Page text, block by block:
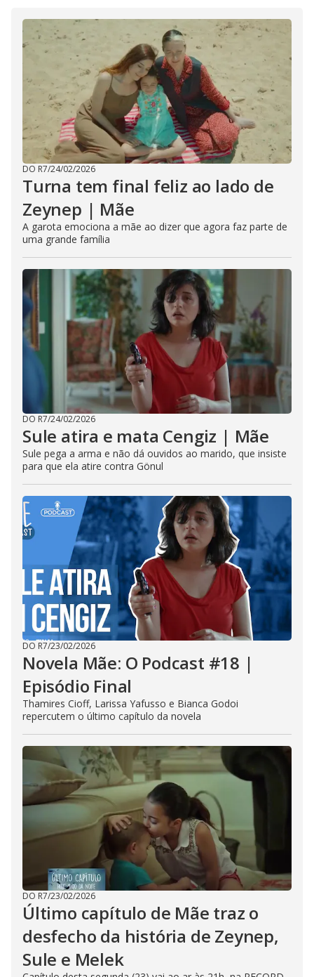
DO R7/24/02/2026
Turna tem final feliz ao lado de
Zeynep | Mãe
A garota emociona a mãe ao dizer que agora faz parte de
uma grande família
DO R7/24/02/2026
Sule atira e mata Cengiz | Mãe
Sule pega a arma e não dá ouvidos ao marido, que insiste
para que ela atire contra Gönul
DO R7/23/02/2026
Novela Mãe: O Podcast #18 |
Episódio Final
Thamires Cioff, Larissa Yafusso e Bianca Godoi
repercutem o último capítulo da novela
DO R7/23/02/2026
Último capítulo de Mãe traz o
desfecho da história de Zeynep,
Sule e Melek